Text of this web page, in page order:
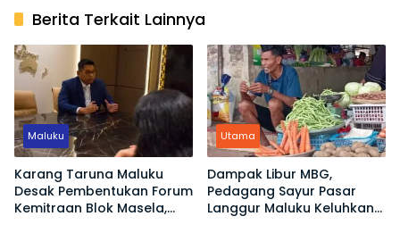
Berita Terkait Lainnya
Maluku
Karang Taruna Maluku
Desak Pembentukan Forum
Kemitraan Blok Masela,
Utama
Dampak Libur MBG,
Pedagang Sayur Pasar
Langgur Maluku Keluhkan